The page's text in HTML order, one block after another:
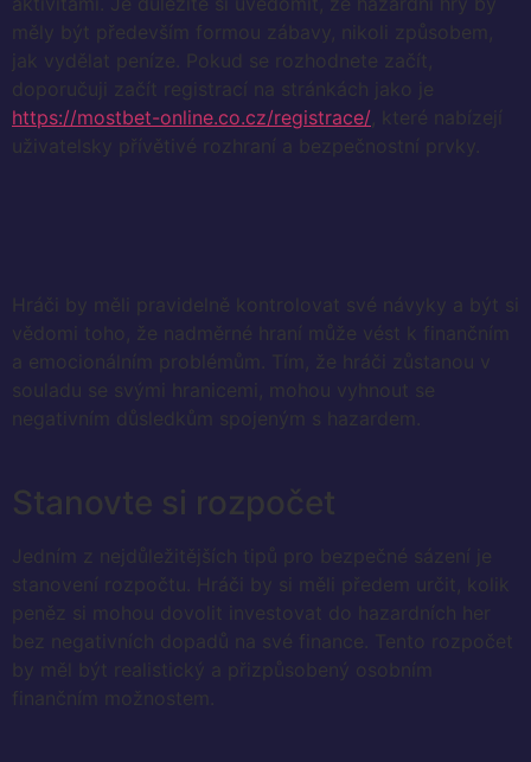
měly být především formou zábavy, nikoli způsobem,
jak vydělat peníze. Pokud se rozhodnete začít,
doporučuji začít registrací na stránkách jako je
https://mostbet-online.co.cz/registrace/ , které nabízejí
uživatelsky přívětivé rozhraní a bezpečnostní prvky.
Hráči by měli pravidelně kontrolovat své návyky a být si
vědomi toho, že nadměrné hraní může vést k finančním
a emocionálním problémům. Tím, že hráči zůstanou v
souladu se svými hranicemi, mohou vyhnout se
negativním důsledkům spojeným s hazardem.
Stanovte si rozpočet
Jedním z nejdůležitějších tipů pro bezpečné sázení je
stanovení rozpočtu. Hráči by si měli předem určit, kolik
peněz si mohou dovolit investovat do hazardních her
bez negativních dopadů na své finance. Tento rozpočet
by měl být realistický a přizpůsobený osobním
finančním možnostem.